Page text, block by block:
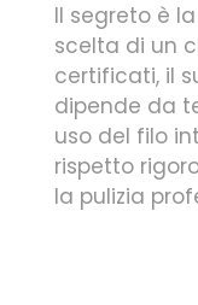
Il segreto è
scelta di un
certificati, il
dipende da
uso del filo
rispetto
la pulizia